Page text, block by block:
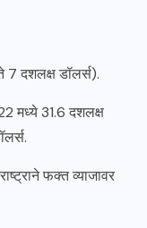
दशलक्ष डॉलर्स).
मध्ये 31.6 दशलक्ष
फक्त व्याजावर